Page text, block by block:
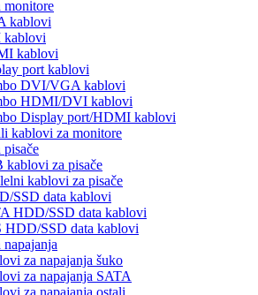
monitore
kablovi
kablovi
port kablovi
DVI/VGA kablovi
HDMI/DVI kablovi
Display port/HDMI kablovi
kablovi za monitore
kablovi za pisače
kablovi za pisače
SSD data kablovi
HDD/SSD data kablovi
HDD/SSD data kablovi
za napajanja šuko
za napajanja SATA
za napajanja ostali